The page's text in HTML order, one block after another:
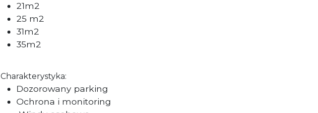
21m2
25 m2
31m2
35m2
Charakterystyka:
Dozorowany parking
Ochrona i monitoring